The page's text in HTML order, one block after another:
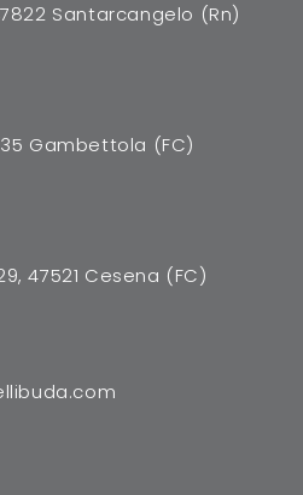
Santarcangelo (Rn)
Gambettola (FC)
47521 Cesena (FC)